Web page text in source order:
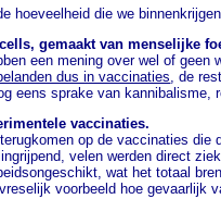
hoeveelheid die we
gemaakt van menselijke
een mening over wel of
dus in vaccinaties, de
eens sprake van kannibalisme,
vaccinaties.
op de vaccinaties
velen werden direct
wat het totaal
voorbeeld hoe gevaarlijk